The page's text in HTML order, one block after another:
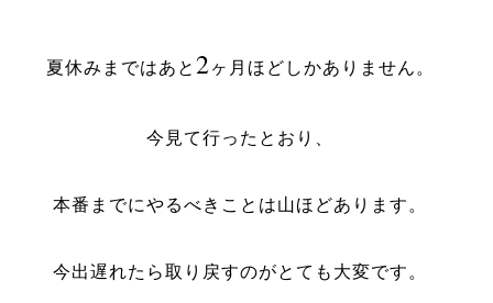
夏休みまではあと2ヶ月ほどしかありません。
今見て行ったとおり、
本番までにやるべきことは山ほどあります。
今出遅れたら取り戻すのがとても大変です。